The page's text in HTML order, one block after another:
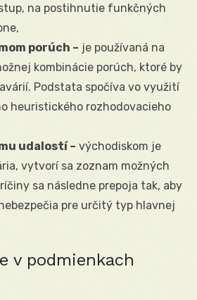
na postihnutie funkčných
porúch – je používaná na
kombinácie porúch, ktoré by
Podstata spočíva vo využití
heuristického rozhodovacieho
udalostí – východiskom je
vytvorí sa zoznam možných
sa následne prepoja tak, aby
pre určitý typ hlavnej
v podmienkach